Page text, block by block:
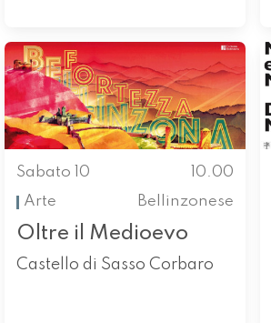
Sabato 10
10.00
Arte
Bellinzonese
Oltre il Medioevo
Castello di Sasso Corbaro